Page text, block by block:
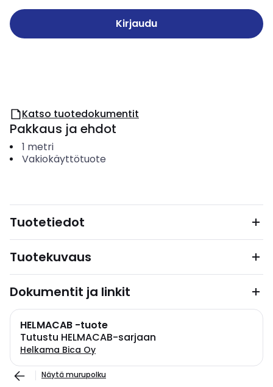
Kirjaudu
Katso tuotedokumentit
Pakkaus ja ehdot
1 metri
Vakiokäyttötuote
Tuotetiedot
Tuotekuvaus
Dokumentit ja linkit
HELMACAB -tuote
Tutustu HELMACAB-sarjaan
Helkama Bica Oy
Näytä murupolku